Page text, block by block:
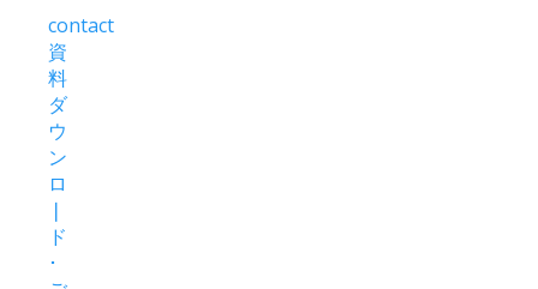
contact
資
料
ダ
ウ
ン
ロ
❘
ド
･